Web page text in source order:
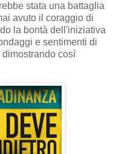
stata una battaglia
avuto il coraggio di
la bontà dell'iniziativa
e sentimenti di
così